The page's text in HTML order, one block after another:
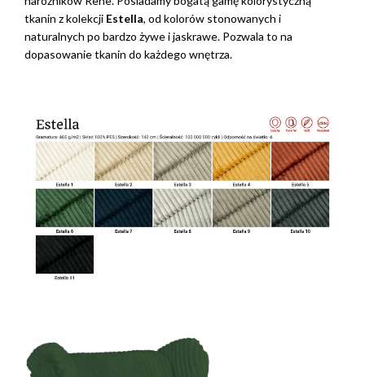
tkanin z kolekcji Estella, od kolorów stonowanych i
naturalnych po bardzo żywe i jaskrawe. Pozwala to na
dopasowanie tkanin do każdego wnętrza.